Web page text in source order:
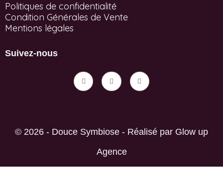
Politiques de confidentialité
Condition Générales de Vente
Mentions légales
Suivez-nous
© 2026 - Douce Symbiose - Réalisé par Glow up
Agence